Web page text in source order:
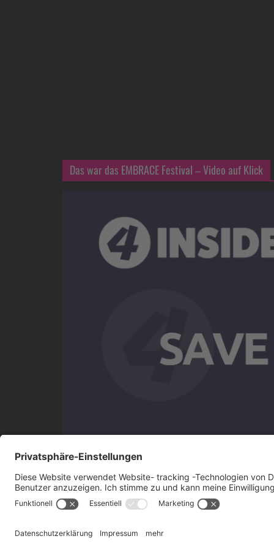
Das war das EMBRACE Festival – Video auf Klick